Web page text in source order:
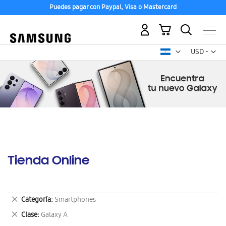
Puedes pagar con Paypal, Visa o Mastercard
USD -
dólar
Mi carrito
Tienda Online
Categoría Smartphones
Eliminar
este
artículo
Clase Galaxy A
Eliminar